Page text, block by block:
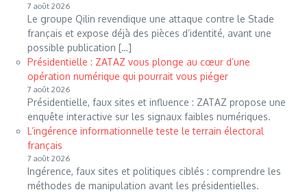
7 août 2026
Le groupe Qilin revendique une attaque contre le Stade
français et expose déjà des pièces d’identité, avant une
possible publication […]
Présidentielle : ZATAZ vous plonge au cœur d’une
opération numérique qui pourrait vous piéger
7 août 2026
Présidentielle, faux sites et influence : ZATAZ propose une
enquête interactive sur les signaux faibles numériques.
L’ingérence informationnelle teste le terrain électoral
français
7 août 2026
Ingérence, faux sites et politiques ciblés : comprendre les
méthodes de manipulation avant les présidentielles.